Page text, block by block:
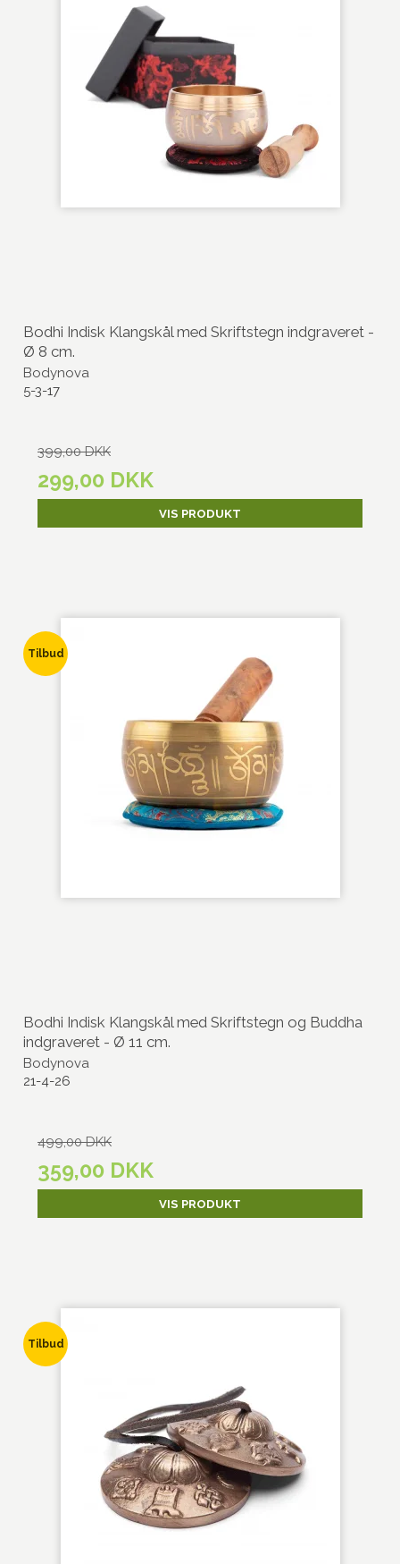
Bodhi Indisk Klangskål med Skriftstegn indgraveret -
Ø 8 cm.
Bodynova
5-3-17
399,00 DKK
299,00 DKK
VIS PRODUKT
Tilbud
Bodhi Indisk Klangskål med Skriftstegn og Buddha
indgraveret - Ø 11 cm.
Bodynova
21-4-26
499,00 DKK
359,00 DKK
VIS PRODUKT
Tilbud